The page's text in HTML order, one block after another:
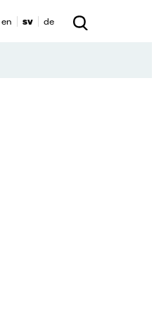
en sv de